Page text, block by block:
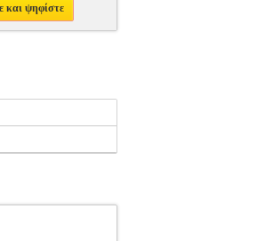
και ψηφίστε